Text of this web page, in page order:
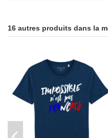
16 autres produits dans la